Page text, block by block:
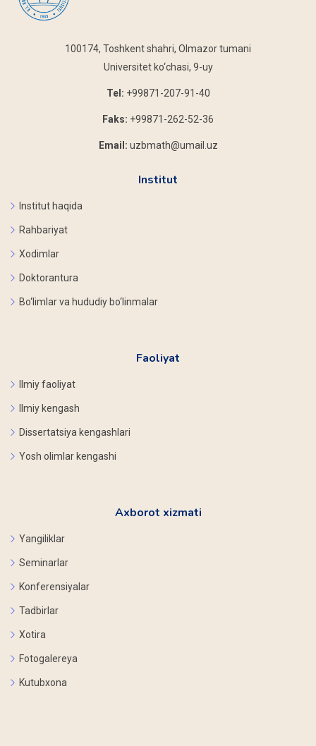
100174, Toshkent shahri, Olmazor tumani
Universitet ko‘chasi, 9-uy
Tel: +99871-207-91-40
Faks: +99871-262-52-36
Email: uzbmath@umail.uz
Institut
Institut haqida
Rahbariyat
Xodimlar
Doktorantura
Bo‘limlar va hududiy bo‘linmalar
Faoliyat
Ilmiy faoliyat
Ilmiy kengash
Dissertatsiya kengashlari
Yosh olimlar kengashi
Axborot xizmati
Yangiliklar
Seminarlar
Konferensiyalar
Tadbirlar
Xotira
Fotogalereya
Kutubxona